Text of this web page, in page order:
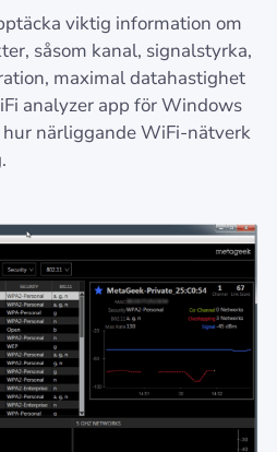
viktig information om
såsom kanal, signalstyrka,
maximal datahastighet
analyzer app för Windows
närliggande WiFi-nätverk